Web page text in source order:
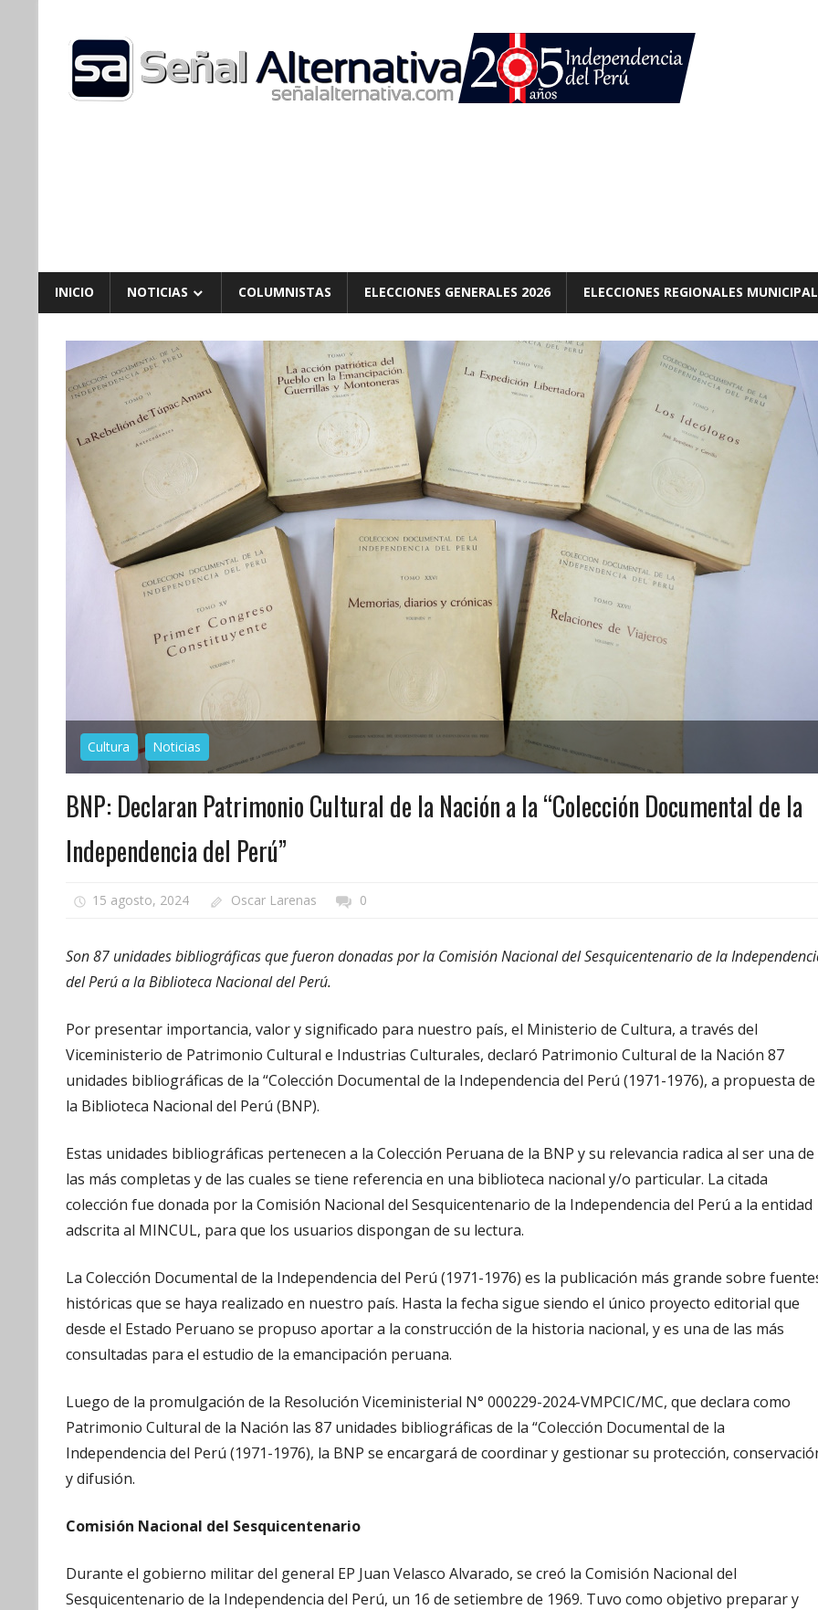
content
INICIO NOTICIAS COLUMNISTAS ELECCIONES GENERALES 2026 ELECCIONES REGIONALES
Cultura Noticias
BNP: Declaran Patrimonio Cultural de la Nación a la “Colección Documental de la
Independencia del Perú”
15 agosto, 2024 Oscar Larenas 0
Son 87 unidades bibliográficas que fueron donadas por la Comisión Nacional del Sesquicentenario de la
del Perú a la Biblioteca Nacional del Perú.
Por presentar importancia, valor y significado para nuestro país, el Ministerio de Cultura, a través del
Viceministerio de Patrimonio Cultural e Industrias Culturales, declaró Patrimonio Cultural de la Nación 87
unidades bibliográficas de la “Colección Documental de la Independencia del Perú (1971-1976), a propuesta de
la Biblioteca Nacional del Perú (BNP).
Estas unidades bibliográficas pertenecen a la Colección Peruana de la BNP y su relevancia radica al ser una de
las más completas y de las cuales se tiene referencia en una biblioteca nacional y/o particular. La citada
colección fue donada por la Comisión Nacional del Sesquicentenario de la Independencia del Perú a la entidad
adscrita al MINCUL, para que los usuarios dispongan de su lectura.
La Colección Documental de la Independencia del Perú (1971-1976) es la publicación más grande sobre
históricas que se haya realizado en nuestro país. Hasta la fecha sigue siendo el único proyecto editorial que
desde el Estado Peruano se propuso aportar a la construcción de la historia nacional, y es una de las más
consultadas para el estudio de la emancipación peruana.
Luego de la promulgación de la Resolución Viceministerial N° 000229-2024-VMPCIC/MC, que declara como
Patrimonio Cultural de la Nación las 87 unidades bibliográficas de la “Colección Documental de la
Independencia del Perú (1971-1976), la BNP se encargará de coordinar y gestionar su protección,
y difusión.
Comisión Nacional del Sesquicentenario
Durante el gobierno militar del general EP Juan Velasco Alvarado, se creó la Comisión Nacional del
Sesquicentenario de la Independencia del Perú, un 16 de setiembre de 1969. Tuvo como objetivo preparar y